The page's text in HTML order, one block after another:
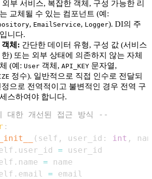
외부 서비스, 복잡한 객체, 구성 가능한 리
교체될 수 있는 컴포넌트 (예:
, EmailService, Logger). DI의 주
니다.
객체: 간단한 데이터 유형, 구성 값 (서비스
) 또는 외부 상태에 의존하지 않는 자체
(예: User 객체, API_KEY 문자열,
정수). 일반적으로 직접 인수로 전달되
정으로 전역적이고 불변적인 경우 전역 구
스하여야 합니다.
대한 개선된 접근 방식 --
:
( self , user_id : int ,
. user_id =
. name =
. email =